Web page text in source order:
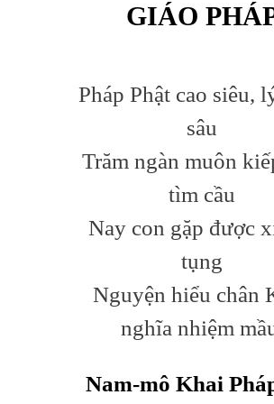
GIÁO
Pháp Phật cao siêu,
sâu
Trăm ngàn muôn
tìm cầu
Nay con gặp được
tụng
Nguyện hiểu chân
nghĩa nhiệm
Nam-mô Khai